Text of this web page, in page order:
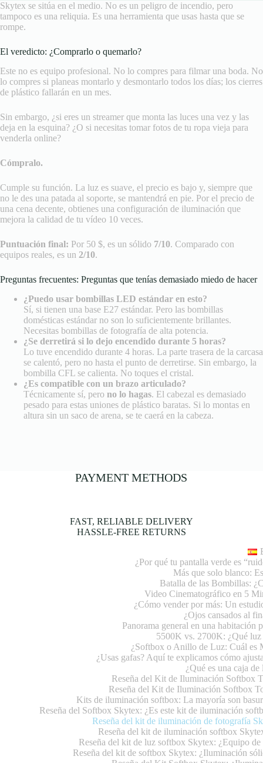
Skytex se sitúa en el medio. No es un peligro de incendio, pero
tampoco es una reliquia. Es una herramienta que usas hasta que se
rompe.
El veredicto: ¿Comprarlo o quemarlo?
Este no es equipo profesional. No lo compres para filmar una boda. No
lo compres si planeas montarlo y desmontarlo todos los días; los cierres
de plástico fallarán en un mes.
Sin embargo, ¿si eres un streamer que monta las luces una vez y las
deja en la esquina? ¿O si necesitas tomar fotos de tu ropa vieja para
venderla online?
Cómpralo.
Cumple su función. La luz es suave, el precio es bajo y, siempre que
no le des una patada al soporte, se mantendrá en pie. Por el precio de
una cena decente, obtienes una configuración de iluminación que
mejora la calidad de tu vídeo 10 veces.
Puntuación final: Por 50 $, es un sólido 7/10. Comparado con
equipos reales, es un 2/10.
Preguntas frecuentes: Preguntas que tenías demasiado miedo de hacer
¿Puedo usar bombillas LED estándar en esto?
Sí, si tienen una base E27 estándar. Pero las bombillas
domésticas estándar no son lo suficientemente brillantes.
Necesitas bombillas de fotografía de alta potencia.
¿Se derretirá si lo dejo encendido durante 5 horas?
Lo tuve encendido durante 4 horas. La parte trasera de la carcasa
se calentó, pero no hasta el punto de derretirse. Sin embargo, la
bombilla CFL se calienta. No toques el cristal.
¿Es compatible con un brazo articulado?
Técnicamente sí, pero no lo hagas. El cabezal es demasiado
pesado para estas uniones de plástico baratas. Si lo montas en
altura sin un saco de arena, se te caerá en la cabeza.
PAYMENT METHODS
FAST, RELIABLE DELIVERY
HASSLE-FREE RETURNS
¿Por qué tu pantalla verde es
Más que solo blanco:
Batalla de las Bombillas:
Video Cinematográfico en 5
¿Cómo vender por más: Un
¿Ojos cansados al
Panorama general en una habitación
5500K vs. 2700K: ¿Qué luz
¿Softbox o Anillo de Luz: Cuál es
¿Usas gafas? Aquí te explicamos cómo
¿Qué es una caja
Reseña del Kit de Iluminación Softbox
Reseña del Kit de Iluminación Softbox
Kits de iluminación softbox: La mayoría son
Reseña del Softbox Skytex: ¿Es este kit de iluminación
Reseña del kit de iluminación de fotografía
Reseña del kit de iluminación softbox
Reseña del kit de luz softbox Skytex: ¿Equipo
Reseña del kit de softbox Skytex: ¿Iluminación